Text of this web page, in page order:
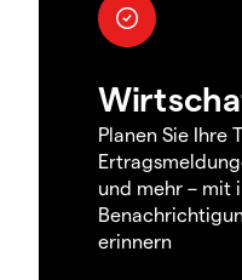
Planen Sie Ihre
und mehr – mit
erinnern